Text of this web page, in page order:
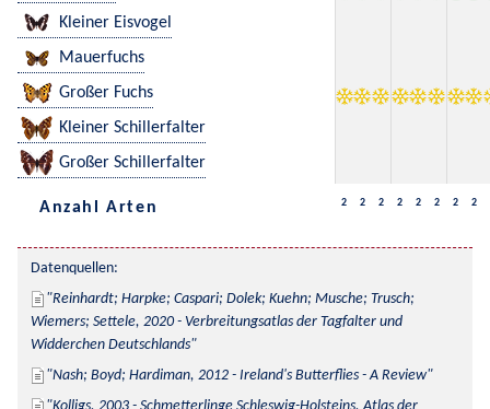
Kleiner Eisvogel
Mauerfuchs
Großer Fuchs
Kleiner Schillerfalter
Großer Schillerfalter
Anzahl Arten 2 2 2 2 2 2 2 2
Datenquellen:
Reinhardt; Harpke; Caspari; Dolek; Kuehn; Musche; Trusch;
Wiemers; Settele, 2020 - Verbreitungsatlas der Tagfalter und
Widderchen Deutschlands
Nash; Boyd; Hardiman, 2012 - Ireland's Butterflies - A Review